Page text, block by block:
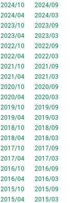
2024/10
2024/09
2024/04
2024/03
2023/10
2023/09
2023/04
2023/03
2022/10
2022/09
2022/04
2022/03
2021/10
2021/09
2021/04
2021/03
2020/10
2020/09
2020/04
2020/03
2019/10
2019/09
2019/04
2019/03
2018/10
2018/09
2018/04
2018/03
2017/10
2017/09
2017/04
2017/03
2016/10
2016/09
2016/04
2016/03
2015/10
2015/09
2015/04
2015/03